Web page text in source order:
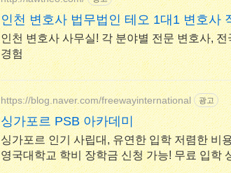
인천 변호사 법무법인 테오 1대1 변호사
인천 변호사 사무실! 각 분야별 전문 변호사,
경험
https://blog.naver.com/freewayinternational 광고
싱가포르 PSB 아카데미
싱가포르 인기 사립대, 유연한 입학 저렴한 비
영국대학교 학비 장학금 신청 가능! 무료 입학